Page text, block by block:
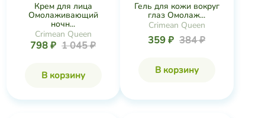
Крем для лица
Омолаживающий
ночн...
Crimean Queen
798 ₽ 1 045 ₽
В корзину
Гель для кожи вокруг
глаз Омолаж...
Crimean Queen
359 ₽ 384 ₽
В корзину